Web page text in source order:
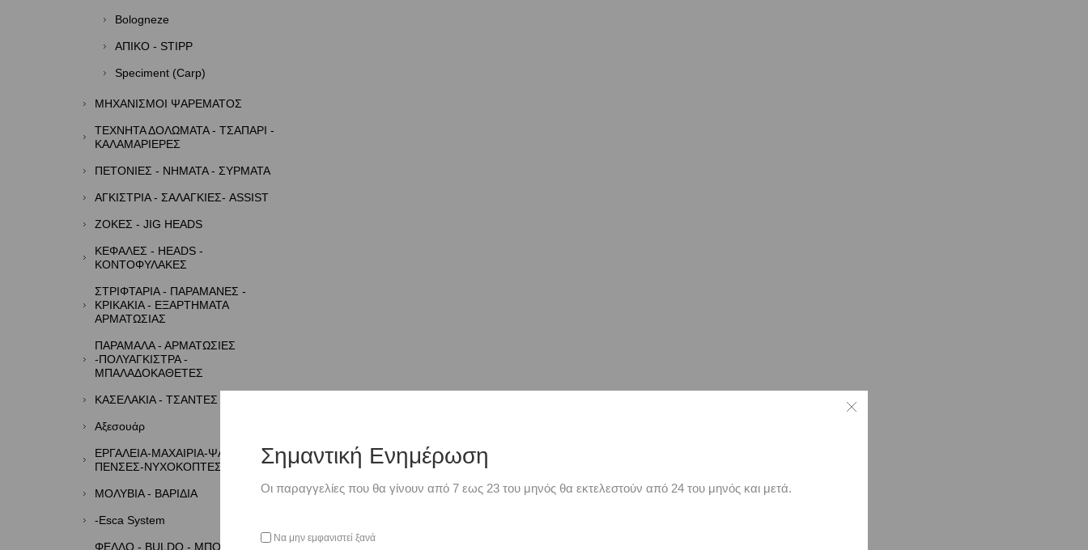
Bologneze
ΑΠΙΚΟ - STIPP
Speciment (Carp)
ΜΗΧΑΝΙΣΜΟΙ ΨΑΡΕΜΑΤΟΣ
ΤΕΧΝΗΤΑ ΔΟΛΩΜΑΤΑ - ΤΣΑΠΑΡΙ -
ΚΑΛΑΜΑΡΙΕΡΕΣ
ΠΕΤΟΝΙΕΣ - ΝΗΜΑΤΑ - ΣΥΡΜΑΤΑ
ΑΓΚΙΣΤΡΙΑ - ΣΑΛΑΓΚΙΕΣ- ASSIST
ΖΟΚΕΣ - JIG HEADS
ΚΕΦΑΛΕΣ - HEADS -
ΚΟΝΤΟΦΥΛΑΚΕΣ
ΣΤΡΙΦΤΑΡΙΑ - ΠΑΡΑΜΑΝΕΣ -
ΚΡΙΚΑΚΙΑ - ΕΞΑΡΤΗΜΑΤΑ
ΑΡΜΑΤΩΣΙΑΣ
ΠΑΡΑΜΑΛΑ - ΑΡΜΑΤΩΣΙΕΣ
-ΠΟΛΥΑΓΚΙΣΤΡΑ -
ΜΠΑΛΑΔΟΚΑΘΕΤΕΣ
ΚΑΣΕΛΑΚΙΑ - ΤΣΑΝΤΕΣ - ΘΗΚΕΣ
Αξεσουάρ
ΕΡΓΑΛΕΙΑ-ΜΑΧΑΙΡΙΑ-ΨΑΛΙΔΙΑ-
ΠΕΝΣΕΣ-ΝΥΧΟΚΟΠΤΕΣ
ΜΟΛΥΒΙΑ - ΒΑΡΙΔΙΑ
-Esca System
ΦΕΛΛΟ - BULDO - ΜΠΟΡΜΠΑΔΕΣ -
Σημαντική Ενημέρωση
Οι παραγγελίες που θα γίνουν από 7 εως 23 του μηνός θα εκτελεστούν από 24 του μηνός και μετά.
Να μην εμφανιστεί ξανά